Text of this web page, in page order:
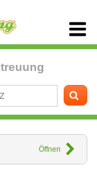
Öffnen